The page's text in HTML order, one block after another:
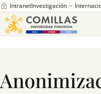
IntranetInvestigación
Universidad Pontificia Comillas